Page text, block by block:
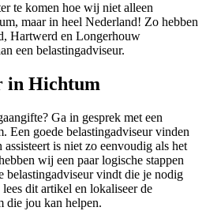
te komen hoe wij niet alleen
maar in heel Nederland! Zo hebben
Hartwerd en Longerhouw
een belastingadviseur.
in Hichtum
Ga in gesprek met een
Een goede belastingadviseur vinden
is niet zo eenvoudig als het
wij een paar logische stappen
belastingadviseur vindt die je nodig
dit artikel en lokaliseer de
die jou kan helpen.